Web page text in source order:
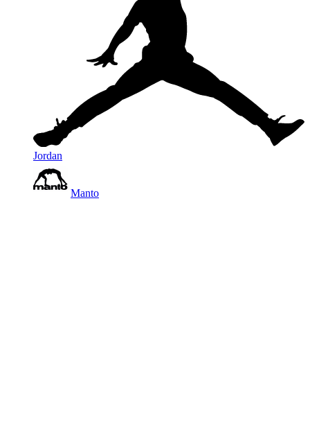
Jordan
Manto